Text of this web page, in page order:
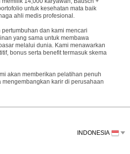
untuk kesehatan mata baik
ahli medis profesional.
dan kami mencari
yang sama untuk membawa
melalui dunia. Kami menawarkan
bonus serta benefit termasuk skema
akan memberikan pelatihan penuh
mengembangkan karir di perusahaan
INDONESIA